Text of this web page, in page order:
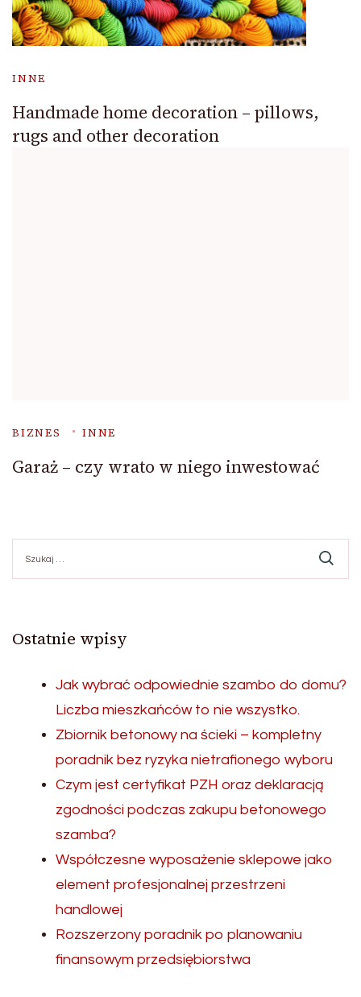
INNE
Handmade home decoration – pillows,
rugs and other decoration
BIZNES INNE
Garaż – czy wrato w niego inwestować
Ostatnie wpisy
Jak wybrać odpowiednie szambo do domu?
Liczba mieszkańców to nie wszystko.
Zbiornik betonowy na ścieki – kompletny
poradnik bez ryzyka nietrafionego wyboru
Czym jest certyfikat PZH oraz deklaracją
zgodności podczas zakupu betonowego
szamba?
Współczesne wyposażenie sklepowe jako
element profesjonalnej przestrzeni
handlowej
Rozszerzony poradnik po planowaniu
finansowym przedsiębiorstwa